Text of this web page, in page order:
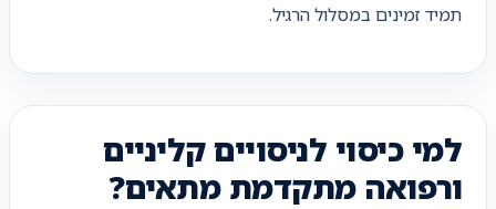
תמיד זמינים במסלול הרגיל.
למי כיסוי לניסויים קליניים
ורפואה מתקדמת מתאים?